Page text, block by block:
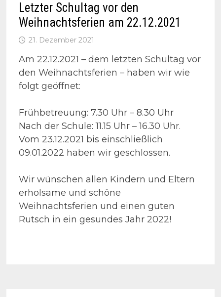
Letzter Schultag vor den
Weihnachtsferien am 22.12.2021
21. Dezember 2021
Am 22.12.2021 – dem letzten Schultag vor
den Weihnachtsferien – haben wir wie
folgt geöffnet:
Frühbetreuung: 7.30 Uhr – 8.30 Uhr
Nach der Schule: 11.15 Uhr – 16.30 Uhr.
Vom 23.12.2021 bis einschließlich
09.01.2022 haben wir geschlossen.
Wir wünschen allen Kindern und Eltern
erholsame und schöne
Weihnachtsferien und einen guten
Rutsch in ein gesundes Jahr 2022!